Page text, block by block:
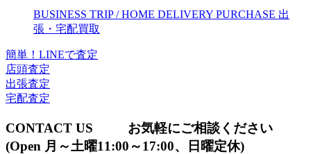
BUSINESS TRIP / HOME DELIVERY PURCHASE 出
張・宅配買取
簡単！LINEで査定
店頭査定
出張査定
宅配査定
CONTACT US
お気軽にご相談ください
(Open 月～土曜11:00～17:00、日曜定休)